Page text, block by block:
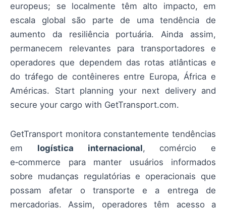
europeus; se localmente têm alto impacto, em
escala global são parte de uma tendência de
aumento da resiliência portuária. Ainda assim,
permanecem relevantes para transportadores e
operadores que dependem das rotas atlânticas e
do tráfego de contêineres entre Europa, África e
Américas. Start planning your next delivery and
secure your cargo with GetTransport.com.
GetTransport monitora constantemente tendências
em logística internacional, comércio e
e‑commerce para manter usuários informados
sobre mudanças regulatórias e operacionais que
possam afetar o transporte e a entrega de
mercadorias. Assim, operadores têm acesso a